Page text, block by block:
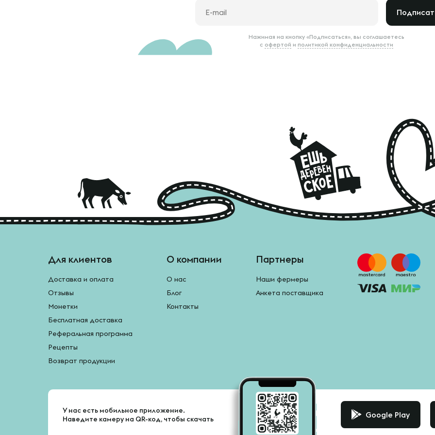
Нажимая на кнопку «Подписаться», вы соглашаетесь
с офертой и политикой конфиденциальности
Для клиентов
Доставка и оплата
Отзывы
Монетки
Бесплатная доставка
Реферальная программа
Рецепты
Возврат продукции
О компании
О нас
Блог
Контакты
Партнеры
Наши фермеры
Анкета поставщика
У нас есть мобильное приложение.
Наведите камеру на QR-код, чтобы скачать
Google Play